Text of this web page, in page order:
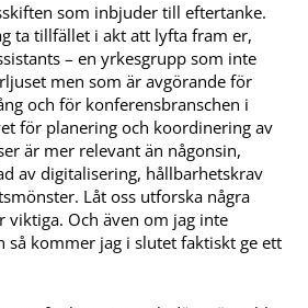
som inbjuder till eftertanke.
ta tillfället i akt att lyfta fram er,
– en yrkesgrupp som inte
men som är avgörande för
och för konferensbranschen i
för planering och koordinering av
är mer relevant än någonsin,
av digitalisering, hållbarhetskrav
Låt oss utforska några
viktiga. Och även om jag inte
så kommer jag i slutet faktiskt ge ett